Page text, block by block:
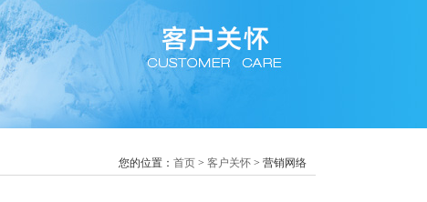
您的位置： 首页 > 客户关怀 > 营销网络